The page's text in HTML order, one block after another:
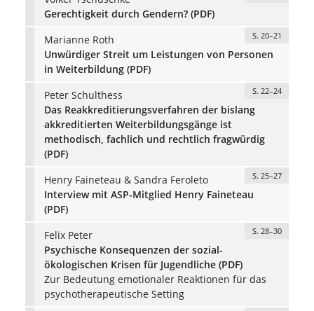
Gerechtigkeit durch Gendern? (PDF)
Marianne Roth
S. 20–21
Unwürdiger Streit um Leistungen von Personen
in Weiterbildung (PDF)
Peter Schulthess
S. 22–24
Das Reakkreditierungsverfahren der bislang
akkreditierten Weiterbildungsgänge ist
methodisch, fachlich und rechtlich fragwürdig
(PDF)
Henry Faineteau & Sandra Feroleto
S. 25–27
Interview mit ASP-Mitglied Henry Faineteau
(PDF)
Felix Peter
S. 28–30
Psychische Konsequenzen der sozial-
ökologischen Krisen für Jugendliche (PDF)
Zur Bedeutung emotionaler Reaktionen für das
psychotherapeutische Setting